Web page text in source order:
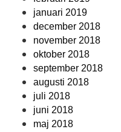
januari 2019
december 2018
november 2018
oktober 2018
september 2018
augusti 2018
juli 2018
juni 2018
maj 2018